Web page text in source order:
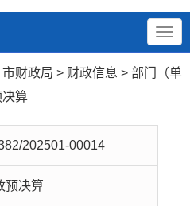
市财政局 > 财政信息 > 部门（单
算
202501-00014
预决算